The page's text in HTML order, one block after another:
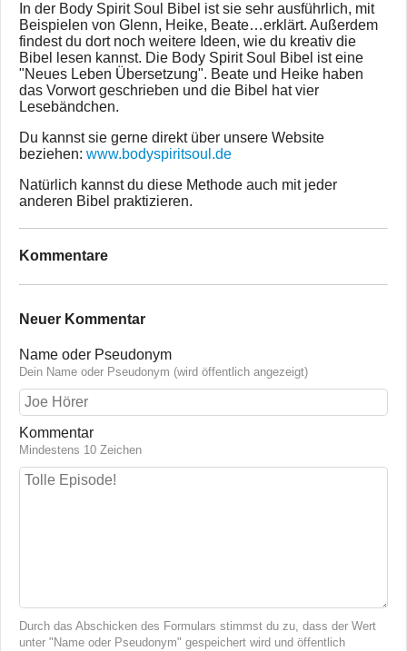
In der Body Spirit Soul Bibel ist sie sehr ausführlich, mit
Beispielen von Glenn, Heike, Beate…erklärt. Außerdem
findest du dort noch weitere Ideen, wie du kreativ die
Bibel lesen kannst. Die Body Spirit Soul Bibel ist eine
"Neues Leben Übersetzung". Beate und Heike haben
das Vorwort geschrieben und die Bibel hat vier
Lesebändchen.
Du kannst sie gerne direkt über unsere Website
beziehen: www.bodyspiritsoul.de
Natürlich kannst du diese Methode auch mit jeder
anderen Bibel praktizieren.
Kommentare
Neuer Kommentar
Name oder Pseudonym
Dein Name oder Pseudonym (wird öffentlich angezeigt)
Kommentar
Mindestens 10 Zeichen
Durch das Abschicken des Formulars stimmst du zu, dass der Wert
unter "Name oder Pseudonym" gespeichert wird und öffentlich